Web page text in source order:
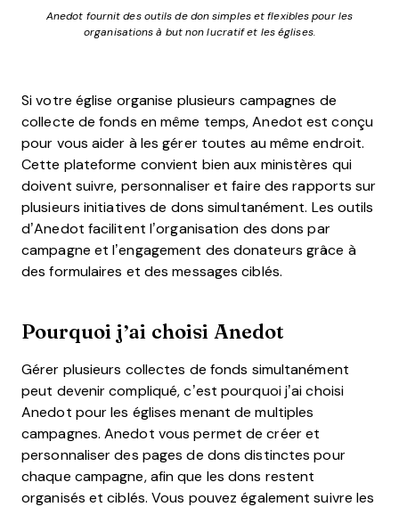
Anedot fournit des outils de don simples et flexibles pour les
organisations à but non lucratif et les églises.
Si votre église organise plusieurs campagnes de
collecte de fonds en même temps, Anedot est conçu
pour vous aider à les gérer toutes au même endroit.
Cette plateforme convient bien aux ministères qui
doivent suivre, personnaliser et faire des rapports sur
plusieurs initiatives de dons simultanément. Les outils
d’Anedot facilitent l’organisation des dons par
campagne et l’engagement des donateurs grâce à
des formulaires et des messages ciblés.
Pourquoi j’ai choisi Anedot
Gérer plusieurs collectes de fonds simultanément
peut devenir compliqué, c’est pourquoi j’ai choisi
Anedot pour les églises menant de multiples
campagnes. Anedot vous permet de créer et
personnaliser des pages de dons distinctes pour
chaque campagne, afin que les dons restent
organisés et ciblés. Vous pouvez également suivre les